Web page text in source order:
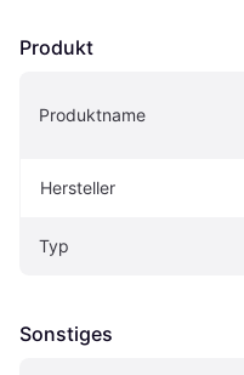
Produkt
Produktname
Hersteller
Typ
Sonstiges